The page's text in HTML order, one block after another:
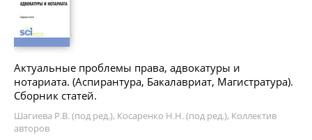
Актуальные проблемы права, адвокатуры и
нотариата. (Аспирантура, Бакалавриат, Магистратура).
Сборник статей.
Шагиева Р.В. (под ред.), Косаренко Н.Н. (под ред.), Коллектив
авторов